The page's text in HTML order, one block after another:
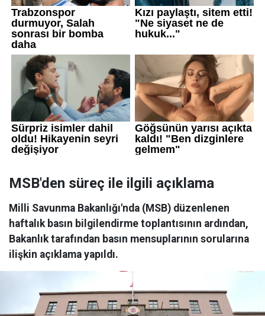
MSB'den süreç ile ilgili açıklama
Milli Savunma Bakanlığı'nda (MSB) düzenlenen
haftalık basın bilgilendirme toplantısının ardından,
Bakanlık tarafından basın mensuplarının sorularına
ilişkin açıklama yapıldı.